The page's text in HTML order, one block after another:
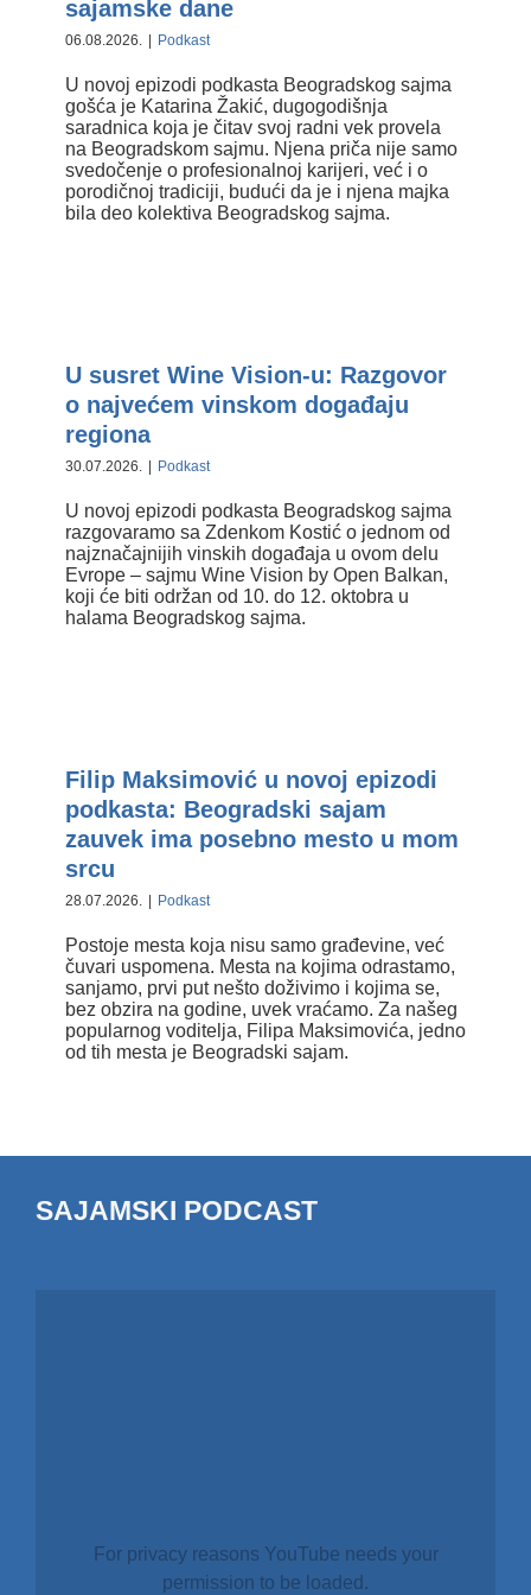
sajamske dane
06.08.2026. Podkast
U novoj epizodi podkasta Beogradskog sajma
gošća je Katarina Žakić, dugogodišnja
saradnica koja je čitav svoj radni vek provela
na Beogradskom sajmu. Njena priča nije samo
svedočenje o profesionalnoj karijeri, već i o
porodičnoj tradiciji, budući da je i njena majka
bila deo kolektiva Beogradskog sajma.
regiona
U susret Wine Vision-u: Razgovor
o najvećem vinskom događaju
regiona
30.07.2026. Podkast
U novoj epizodi podkasta Beogradskog sajma
razgovaramo sa Zdenkom Kostić o jednom od
najznačajnijih vinskih događaja u ovom delu
Evrope – sajmu Wine Vision by Open Balkan,
koji će biti održan od 10. do 12. oktobra u
halama Beogradskog sajma.
mom srcu
Filip Maksimović u novoj epizodi
podkasta: Beogradski sajam
zauvek ima posebno mesto u mom
srcu
28.07.2026. Podkast
Postoje mesta koja nisu samo građevine, već
čuvari uspomena. Mesta na kojima odrastamo,
sanjamo, prvi put nešto doživimo i kojima se,
bez obzira na godine, uvek vraćamo. Za našeg
popularnog voditelja, Filipa Maksimovića, jedno
od tih mesta je Beogradski sajam.
SAJAMSKI PODCAST
For privacy reasons YouTube needs your
permission to be loaded.